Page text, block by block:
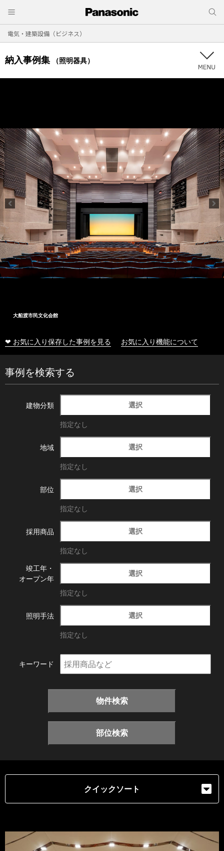
電気・建築設備（ビジネス）
納入事例集 （照明器具）
大船渡市民文化会館
❤ お気に入り保存した事例を見る お気に入り機能について
事例を検索する
建物分類 選択
指定なし
地域 選択
指定なし
部位 選択
指定なし
採用商品 選択
指定なし
竣工年・
オープン年
選択
指定なし
照明手法 選択
指定なし
キーワード
物件検索
部位検索
クイックソート